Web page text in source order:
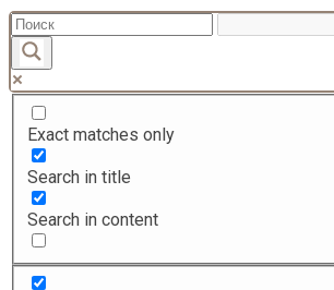
Перейти
к
содержанию
Exact matches only
Search in title
Search in content